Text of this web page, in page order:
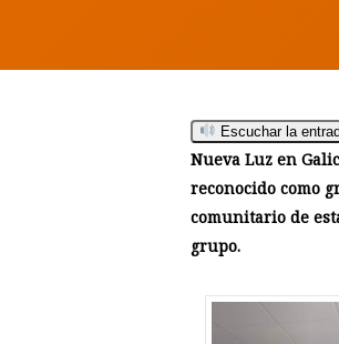
Hit enter to search or ESC to
Escuchar la
Nueva Luz en
reconocido como
comunitario de
grupo.